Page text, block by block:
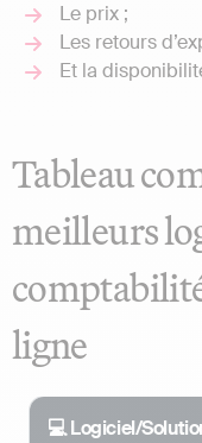
Le prix ;
Les retours
Et la
Tableau
meilleurs
ligne
💻 Logiciel/